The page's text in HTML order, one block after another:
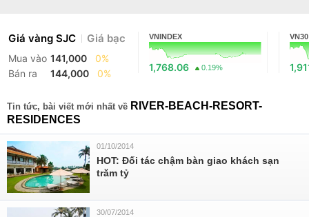
Giá vàng SJC Giá bạc
Mua vào 141,000
0%
Bán ra
144,000 0%
VNINDEX
1,768.06 0.19%
VN30
Tin tức, bài viết mới nhất về RIVER-BEACH-RESORT-
RESIDENCES
01/10/2014
HOT: Đối tác chậm bàn giao khách sạn
trăm tỷ
30/07/2014